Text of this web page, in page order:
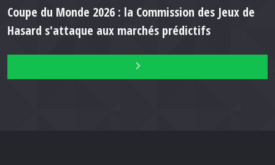
Coupe du Monde 2026 : la Commission des Jeux de
Hasard s'attaque aux marchés prédictifs